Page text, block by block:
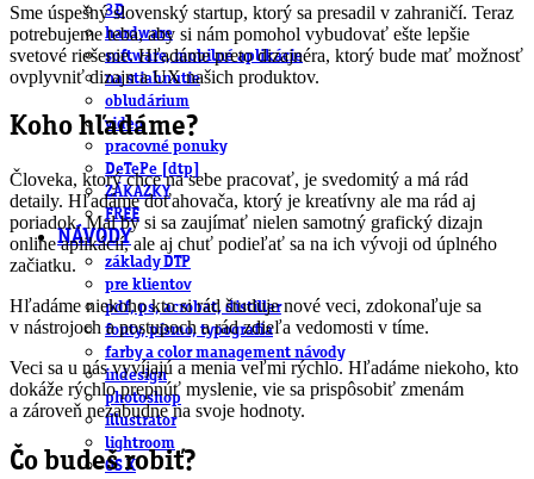
3D
hardware
software, mobilné aplikácie
na stiahnutie
obludárium
video
pracovné ponuky
DeTePe [dtp]
ZÁKAZKY
FREE
NÁVODY
základy DTP
pre klientov
pdf, ps, acrobat, distiller
fonty, písmo, typografia
farby a color management návody
indesign
photoshop
illustrator
lightroom
OS X
Sme úspešný slovenský startup, ktorý sa presadil v zahraničí. Teraz
potrebujeme teba, aby si nám pomohol vybudovať ešte lepšie
svetové riešenie. Hľadáme preto dizajnéra, ktorý bude mať možnosť
ovplyvniť dizajn a UX našich produktov.
Koho hľadáme?
Človeka, ktorý chce na sebe pracovať, je svedomitý a má rád
detaily. Hľadáme doťahovača, ktorý je kreatívny ale ma rád aj
poriadok. Mal by si sa zaujímať nielen samotný grafický dizajn
online aplikácií, ale aj chuť podieľať sa na ich vývoji od úplného
začiatku.
Hľadáme niekoho kto si rád študuje nové veci, zdokonaľuje sa
v nástrojoch a postupoch a rád zdieľa vedomosti v tíme.
Veci sa u nás vyvíjajú a menia veľmi rýchlo. Hľadáme niekoho, kto
dokáže rýchlo prepnúť myslenie, vie sa prispôsobiť zmenám
a zároveň nezabudne na svoje hodnoty.
Čo budeš robiť?